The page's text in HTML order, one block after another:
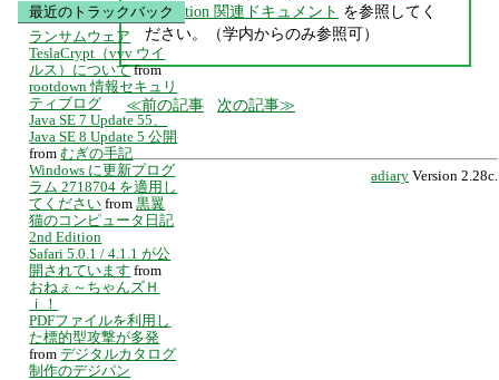
Protection 関連ドキュメント を参照してく
ださい。（学内からのみ参照可）
前の記事 次の記事
adiary Version 2.28c.
最近のトラックバック
ランサムウェア
TeslaCrypt（vvv ウイ
ルス）について from
rootdown 情報セキュリ
ティブログ
Java SE 7 Update 55、
Java SE 8 Update 5 公開
from むぎの手記
Windows に更新プログ
ラム 2718704 を適用し
てください from 黒翼
猫のコンピュータ日記
2nd Edition
Safari 5.0.1 / 4.1.1 が公
開されています from
おねぇ～ちゃんズＨ
ｉ！
PDFファイルを利用し
た標的型攻撃が多発
from デジタルカタログ
制作のデジパン